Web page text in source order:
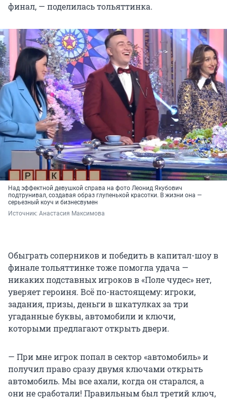
финал, — поделилась тольяттинка.
Над эффектной девушкой справа на фото Леонид Якубович
подтрунивал, создавая образ глупенькой красотки. В жизни она —
серьезный коуч и бизнесвумен
Источник: Анастасия Максимова
Обыграть соперников и победить в капитал-шоу в
финале тольяттинке тоже помогла удача —
никаких подставных игроков в «Поле чудес» нет,
уверяет героиня. Всё по-настоящему: игроки,
задания, призы, деньги в шкатулках за три
угаданные буквы, автомобили и ключи,
которыми предлагают открыть двери.
— При мне игрок попал в сектор «автомобиль» и
получил право сразу двумя ключами открыть
автомобиль. Мы все ахали, когда он старался, а
они не сработали! Правильным был третий ключ,